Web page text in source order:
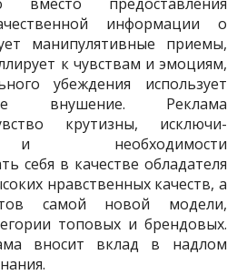
инфор­мации о
манипулятивные приемы,
к чувствам и эмоциям,
убеждения использует
внушение. Реклама
крутизны, исключи­
необходимости
себя в качестве обладателя
нравственных качеств, а
самой новой модели,
топовых и брендовых.
вносит вклад в надлом